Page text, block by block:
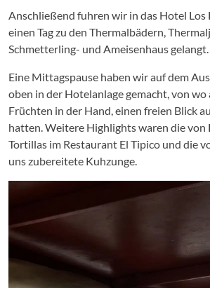
Anschließend fuhren wir in das Hotel Los
einen Tag zu den Thermalbädern,
Schmetterling- und Ameisenhaus gelangt.
Eine Mittagspause haben wir auf dem
oben in der Hotelanlage gemacht, von wo
Früchten in der Hand, einen freien Blick
hatten. Weitere Highlights waren die von
Tortillas im Restaurant El Tipico und die
uns zubereitete Kuhzunge.